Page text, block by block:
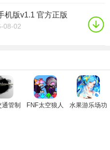
机版v1.1 官方正版
08-02
通管制
FNF太空狼人
水果游乐场功